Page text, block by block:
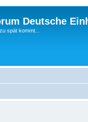
Deutsche
spät kommt...